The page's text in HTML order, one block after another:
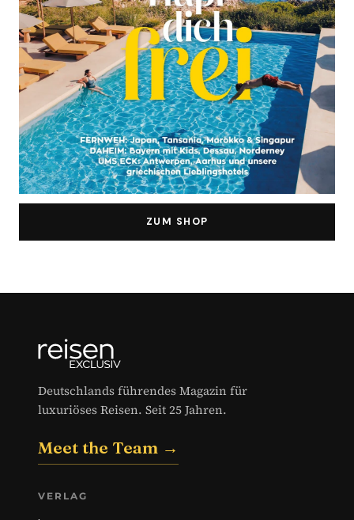
ZUM SHOP
Deutschlands führendes Magazin für
luxuriöses Reisen. Seit 25 Jahren.
Meet the Team →
VERLAG